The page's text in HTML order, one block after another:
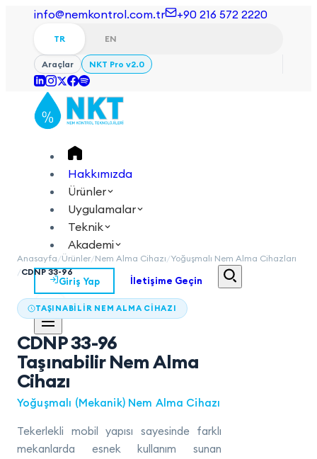
info@nemkontrol.com.tr +90 216 572 2220
TR EN
Araçlar NKT Pro v2.0
Hakkımızda
Ürünler
Uygulamalar
Teknik
Akademi
Giriş Yap İletişime Geçin
TR EN
Anasayfa/Ürünler/Nem Alma Cihazı/Yoğuşmalı Nem Alma Cihazları
/CDNP 33-96
TAŞINABILIR NEM ALMA CIHAZI
CDNP 33-96
Taşınabilir Nem Alma
Cihazı
Yoğuşmalı (Mekanik) Nem Alma Cihazı
Tekerlekli mobil yapısı sayesinde farklı
mekanlarda esnek kullanım sunan